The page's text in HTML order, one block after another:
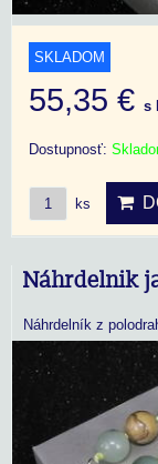
SKLADOM
55,35 € s
Dostupnosť:
ks
Náhrdelnik
Náhrdelník z